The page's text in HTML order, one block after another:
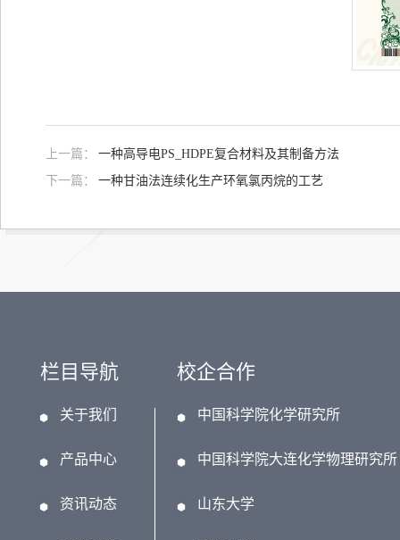
上一篇：
一种高导电PS_HDPE复合材料及其制备方法
下一篇：
一种甘油法连续化生产环氧氯丙烷的工艺
栏目导航
关于我们
产品中心
资讯动态
校企合作
中国科学院化学研究所
中国科学院大连化学物理研究所
山东大学